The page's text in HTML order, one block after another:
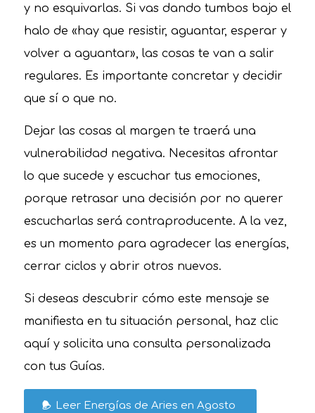
y no esquivarlas. Si vas dando tumbos bajo el
halo de «hay que resistir, aguantar, esperar y
volver a aguantar», las cosas te van a salir
regulares. Es importante concretar y decidir
que sí o que no.
Dejar las cosas al margen te traerá una
vulnerabilidad negativa. Necesitas afrontar
lo que sucede y escuchar tus emociones,
porque retrasar una decisión por no querer
escucharlas será contraproducente. A la vez,
es un momento para agradecer las energías,
cerrar ciclos y abrir otros nuevos.
Si deseas descubrir cómo este mensaje se
manifiesta en tu situación personal, haz clic
aquí y solicita una consulta personalizada
con tus Guías.
Leer Energías de Aries en Agosto